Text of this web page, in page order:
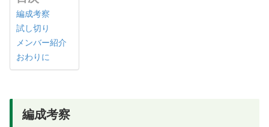
編成考察
試し切り
メンバー紹介
おわりに
編成考察